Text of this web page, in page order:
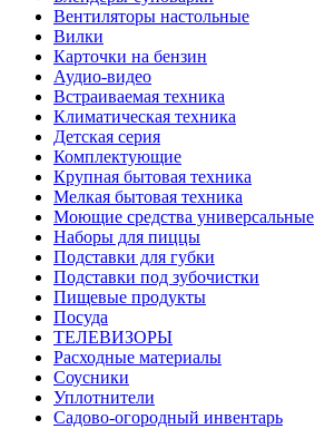
Вентиляторы настольные
Вилки
Карточки на бензин
Аудио-видео
Встраиваемая техника
Климатическая техника
Детская серия
Комплектующие
Крупная бытовая техника
Мелкая бытовая техника
Моющие средства универсальные
Наборы для пиццы
Подставки для губки
Подставки под зубочистки
Пищевые продукты
Посуда
ТЕЛЕВИЗОРЫ
Расходные материалы
Соусники
Уплотнители
Садово-огородный инвентарь